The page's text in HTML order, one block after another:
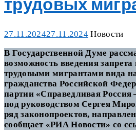
Posted
27.11.202427.11.2024 Categories
Новости
В Государственной Думе
возможность введения
трудовыми мигрантами вида
гражданства Российской
партии «Справедливая
под руководством Сергея
ряд законопроектов,
сообщает «РИА Новости» со